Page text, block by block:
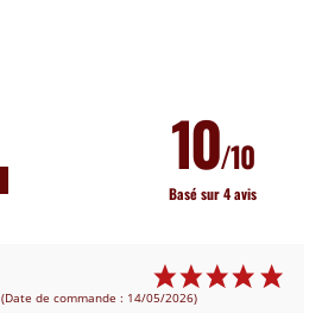
10/10
Basé sur 4 avis
(Date de commande : 14/05/2026)